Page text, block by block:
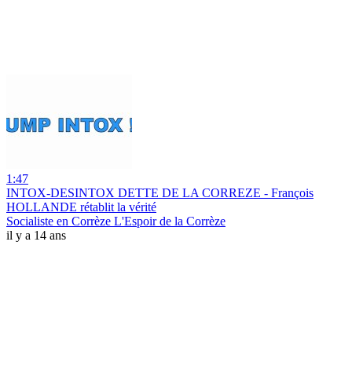
1:47
INTOX-DESINTOX DETTE DE LA CORREZE - François
HOLLANDE rétablit la vérité
Socialiste en Corrèze L'Espoir de la Corrèze
il y a 14 ans